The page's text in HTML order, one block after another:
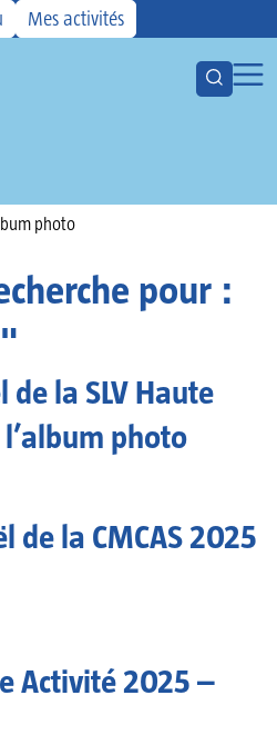
Mes activités
Ouvrir la
Kiosque
Agenda
photo
pour :
de la SLV Haute
photo
de la CMCAS 2025
Activité 2025 –